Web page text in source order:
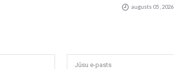
augusts 05 , 2026
Jūsu e-pasts